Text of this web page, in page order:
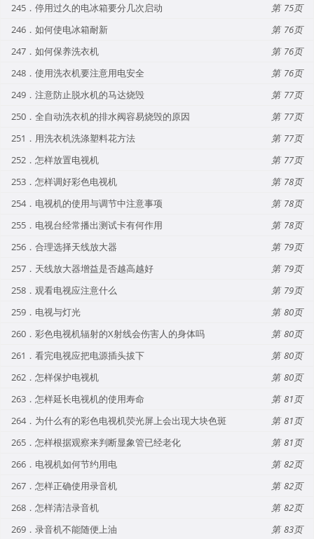
245．停用过久的电冰箱要分几次启动
75
246．如何使电冰箱耐新
76
247．如何保养洗衣机
76
248．使用洗衣机要注意用电安全
76
249．注意防止脱水机的马达烧毁
77
250．全自动洗衣机的排水阀容易烧毁的原因
77
251．用洗衣机洗涤塑料花方法
77
252．怎样放置电视机
77
253．怎样调好彩色电视机
78
254．电视机的使用与调节中注意事项
78
255．电视台经常播出测试卡有何作用
78
256．合理选择天线放大器
79
257．天线放大器增益是否越高越好
79
258．观看电视应注意什么
79
259．电视与灯光
80
260．彩色电视机辐射的X射线会伤害人的身体吗
80
261．看完电视应把电源插头拔下
80
262．怎样保护电视机
80
263．怎样延长电视机的使用寿命
81
264．为什么有的彩色电视机荧光屏上会出现大块色斑
81
265．怎样根据观察来判断显象管已经老化
81
266．电视机如何节约用电
82
267．怎样正确使用录音机
82
268．怎样清洁录音机
82
269．录音机不能随便上油
83